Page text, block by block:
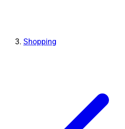
Shopping